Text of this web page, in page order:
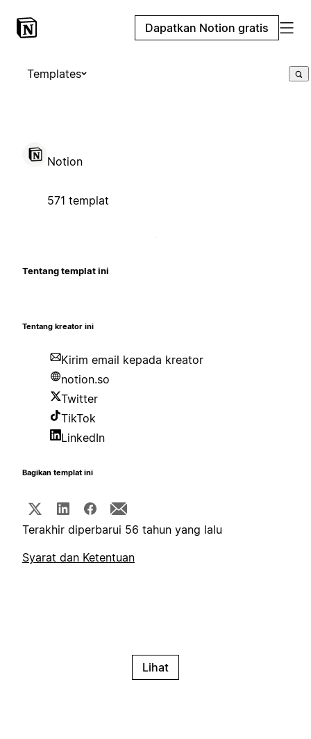
Dapatkan Notion gratis
Templates
Notion
571 templat
Tentang templat ini
Tentang kreator ini
Kirim email kepada kreator
notion.so
Twitter
TikTok
LinkedIn
Bagikan templat ini
Terakhir diperbarui 56 tahun yang lalu
Syarat dan Ketentuan
Lihat